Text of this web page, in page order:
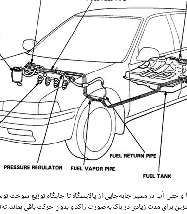
و حتی آب در مسیر جابه‌جایی از پالایشگاه تا جایگاه توزیع
برای مدت زیادی در باک به‌صورت راکد و بدون حرکت باقی بماند،